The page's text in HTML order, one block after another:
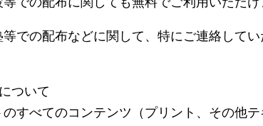
等での配布などに関して、特にご連絡して
ついて
のすべてのコンテンツ（プリント、その他